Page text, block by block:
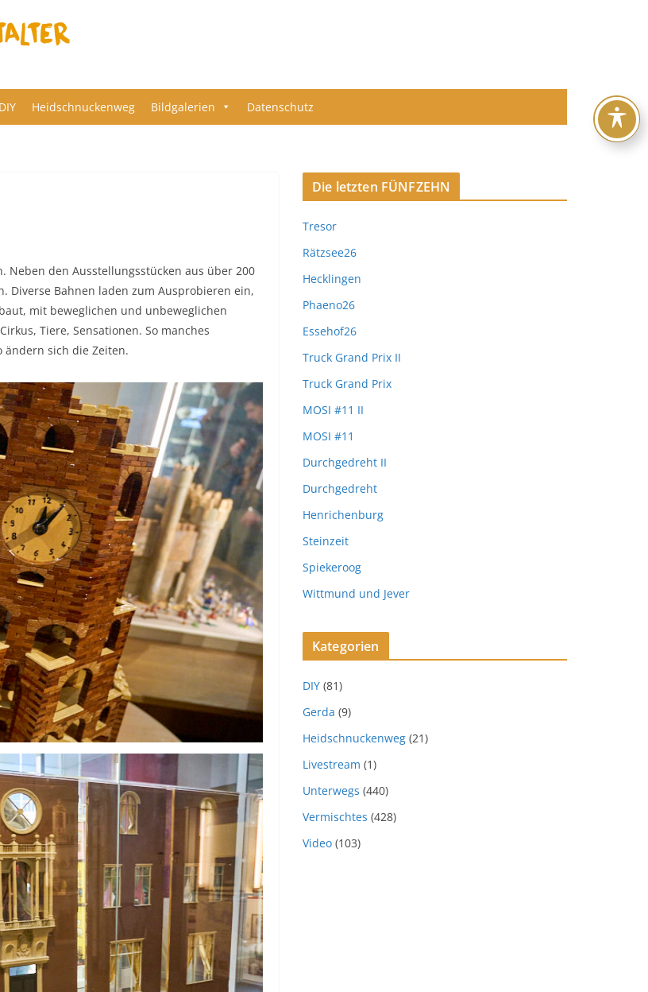
DIY Heidschnuckenweg Bildgalerien Datenschutz
Neben den Ausstellungsstücken aus über 200
Diverse Bahnen laden zum Ausprobieren ein,
mit beweglichen und unbeweglichen
Tiere, Sensationen. So manches
ändern sich die Zeiten.
Die letzten FÜNFZEHN
Tresor
Rätzsee26
Hecklingen
Phaeno26
Essehof26
Truck Grand Prix II
Truck Grand Prix
MOSI #11 II
MOSI #11
Durchgedreht II
Durchgedreht
Henrichenburg
Steinzeit
Spiekeroog
Wittmund und Jever
Kategorien
DIY (81)
Gerda (9)
Heidschnuckenweg (21)
Livestream (1)
Unterwegs (440)
Vermischtes (428)
Video (103)